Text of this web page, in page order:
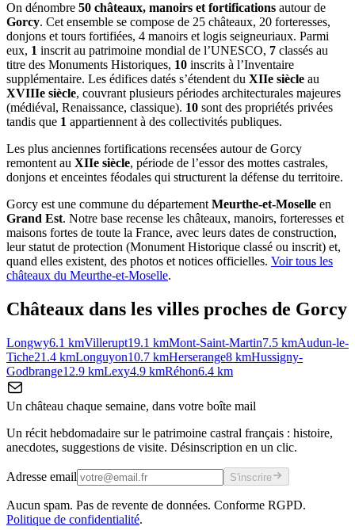
On dénombre 50 châteaux, manoirs et fortifications autour de
Gorcy. Cet ensemble se compose de 25 châteaux, 20 forteresses,
donjons et tours fortifiées, 4 manoirs et logis seigneuriaux. Parmi
eux, 1 inscrit au patrimoine mondial de l’UNESCO, 7 classés au
titre des Monuments Historiques, 10 inscrits à l’Inventaire
supplémentaire. Les édifices datés s’étendent du XIIe siècle au
XVIIIe siècle, couvrant plusieurs périodes architecturales majeures
(médiéval, Renaissance, classique). 10 sont des propriétés privées
tandis que 1 appartiennent à des collectivités publiques.
Les plus anciennes fortifications recensées autour de Gorcy
remontent au XIIe siècle, période de l’essor des mottes castrales,
donjons et enceintes féodales qui structurent la défense du territoire.
Gorcy est une commune du départementMeurthe-et-Moselle en
Grand Est. Notre base recense les châteaux, manoirs, forteresses et
maisons fortes de toute la France, avec leurs dates de construction,
leur statut de protection (Monument Historique classé ou inscrit) et,
quand elles existent, des photos et notices officielles. Voir tous les
châteaux du Meurthe-et-Moselle.
Châteaux dans les villes proches de Gorcy
Longwy6.1 kmVillerupt19.1 kmMont-Saint-Martin7.5 kmAudun-le-
Tiche21.4 kmLonguyon10.7 kmHerserange8 kmHussigny-
Godbrange12.9 kmLexy4.9 kmRéhon6.4 km
Un château chaque semaine, dans votre boîte mail
Un récit hebdomadaire sur le patrimoine castral français : histoire,
anecdotes, suggestions de visite. Désinscription en un clic.
Adresse email S'inscrire
Aucun spam. Pas de revente de données. Conforme RGPD.
Politique de confidentialité.